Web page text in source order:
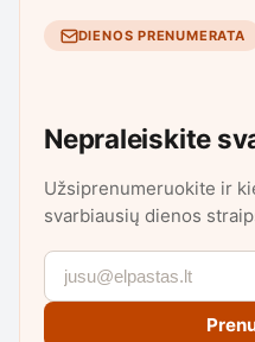
DIENOS PRENUMERATA
Nepraleiskite
Užsiprenumeruokite ir
svarbiausių dienos